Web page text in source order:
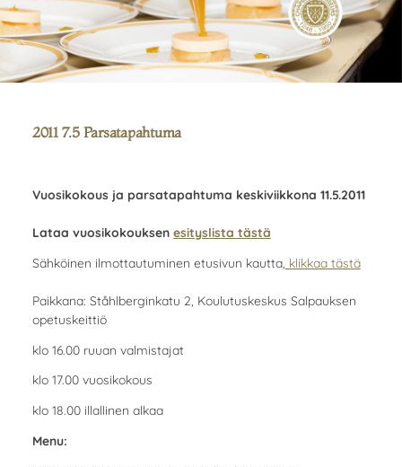
2011 7.5 Parsatapahtuma
Vuosikokous ja parsatapahtuma keskiviikkona 11.5.2011
Lataa vuosikokouksen esityslista tästä
Sähköinen ilmottautuminen etusivun kautta, klikkaa tästä
Paikkana: Ståhlberginkatu 2, Koulutuskeskus Salpauksen
opetuskeittiö
klo 16.00 ruuan valmistajat
klo 17.00 vuosikokous
klo 18.00 illallinen alkaa
Menu: